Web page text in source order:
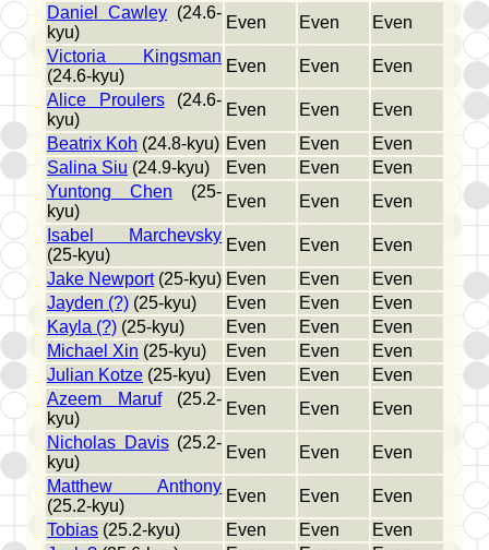
Daniel Cawley (24.6-
kyu)
Even Even
Even
Victoria Kingsman
(24.6-kyu)
Even Even
Even
Alice Proulers(24.6-
kyu)
Even Even
Even
Beatrix Koh (24.8-kyu) Even Even
Even
Salina Siu (24.9-kyu) Even Even
Even
Yuntong Chen (25-
kyu)
Even Even
Even
Isabel Marchevsky
(25-kyu)
Even Even
Even
Jake Newport(25-kyu) Even Even
Even
Jayden (?) (25-kyu) Even Even
Even
Kayla (?) (25-kyu) Even Even
Even
Michael Xin (25-kyu) Even Even
Even
Julian Kotze (25-kyu) Even Even
Even
Azeem Maruf(25.2-
kyu)
Even Even
Even
Nicholas Davis(25.2-
kyu)
Even Even
Even
Matthew Anthony
(25.2-kyu)
Even Even
Even
Tobias (25.2-kyu) Even Even
Even